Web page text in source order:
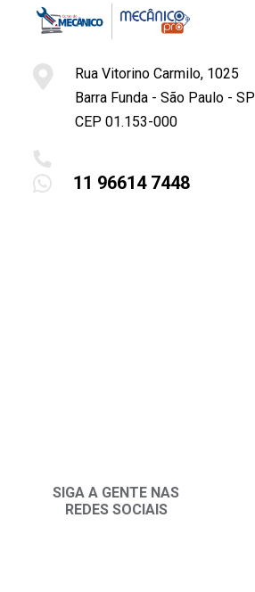
Rua Vitorino Carmilo, 1025
Barra Funda - São Paulo - SP
CEP 01.153-000
11 96614 7448
SIGA A GENTE NAS
REDES SOCIAIS